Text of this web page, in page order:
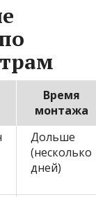
Время
монтажа
Дольше
(несколько
дней)